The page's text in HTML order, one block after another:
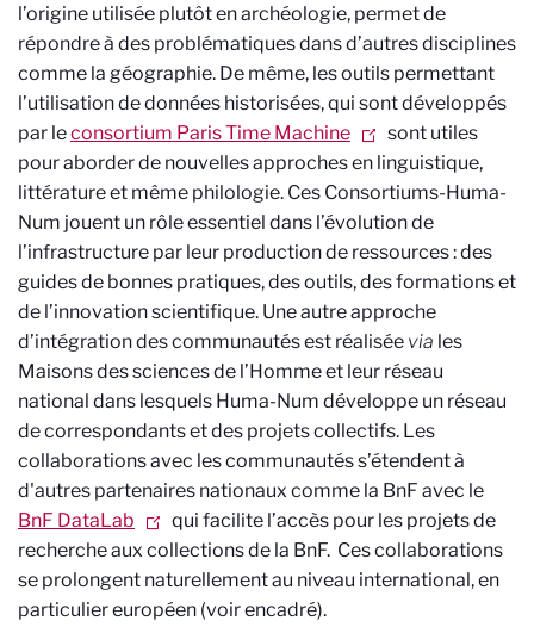
l’origine utilisée plutôt en archéologie, permet de
répondre à des problématiques dans d’autres disciplines
comme la géographie. De même, les outils permettant
l’utilisation de données historisées, qui sont développés
par leconsortium Paris Time Machine
sont utiles
pour aborder de nouvelles approches en linguistique,
littérature et même philologie. Ces Consortiums-Huma-
Num jouent un rôle essentiel dans l’évolution de
l’infrastructure par leur production de ressources : des
guides de bonnes pratiques, des outils, des formations et
de l’innovation scientifique. Une autre approche
d’intégration des communautés est réalisée via les
Maisons des sciences de l’Homme et leur réseau
national dans lesquels Huma-Num développe un réseau
de correspondants et des projets collectifs. Les
collaborations avec les communautés s’étendent à
d'autres partenaires nationaux comme la BnF avec le
BnF DataLab
qui facilite l’accès pour les projets de
recherche aux collections de la BnF. Ces collaborations
se prolongent naturellement au niveau international, en
particulier européen (voir encadré).